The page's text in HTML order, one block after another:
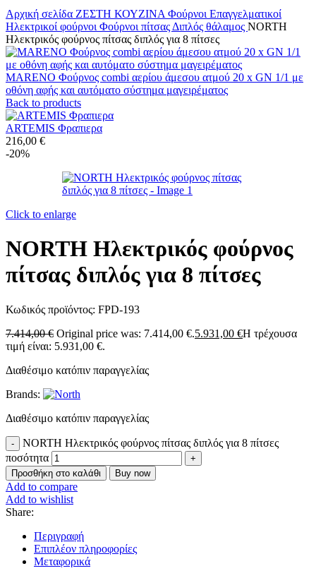
Αρχική σελίδα ΖΕΣΤΗ ΚΟΥΖΙΝΑ Φούρνοι Επαγγελματικοί
Ηλεκτρικοί φούρνοι Φούρνοι πίτσας Διπλός θάλαμος NORTH
Ηλεκτρικός φούρνος πίτσας διπλός για 8 πίτσες
MARENO Φούρνος combi αερίου άμεσου ατμού 20 x GN 1/1 με
οθόνη αφής και αυτόματο σύστημα μαγειρέματος
Back to products
ARTEMIS Φραπιερα
216,00 €
-20%
Click to enlarge
NORTH Ηλεκτρικός φούρνος
πίτσας διπλός για 8 πίτσες
Κωδικός προϊόντος: FPD-193
7.414,00€ Original price was: 7.414,00 €.5.931,00 €Η τρέχουσα
τιμή είναι: 5.931,00 €.
Διαθέσιμο κατόπιν παραγγελίας
Brands:
Διαθέσιμο κατόπιν παραγγελίας
NORTH Ηλεκτρικός φούρνος πίτσας διπλός για 8 πίτσες
ποσότητα
Προσθήκη στο καλάθι Buy now
Add to compare
Add to wishlist
Share:
Περιγραφή
Επιπλέον πληροφορίες
Μεταφορικά